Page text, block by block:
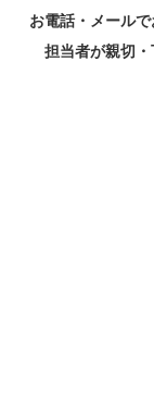
お電話・メールで
担当者が親切・